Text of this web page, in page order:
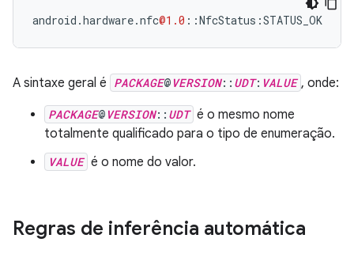
android .hardware.nfc@1.0 ::NfcStatus :STATUS_OK
A sintaxe geral é PACKAGE@ VERSION:: UDT: VALUE , onde:
PACKAGE@ VERSION:: UDT é o mesmo nome
totalmente qualificado para o tipo de enumeração.
VALUE é o nome do valor.
Regras de inferência automática